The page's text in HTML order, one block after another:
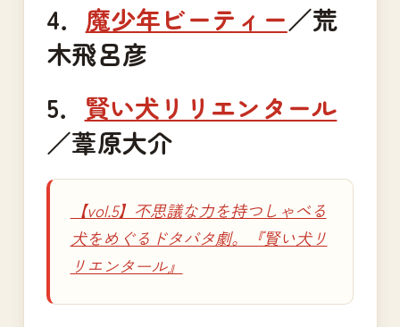
4． 魔少年ビーティー／荒
木飛呂彦
5． 賢い犬リリエンタール
／葦原大介
【vol.5】不思議な力を持つしゃべる
犬をめぐるドタバタ劇。『賢い犬リ
リエンタール』